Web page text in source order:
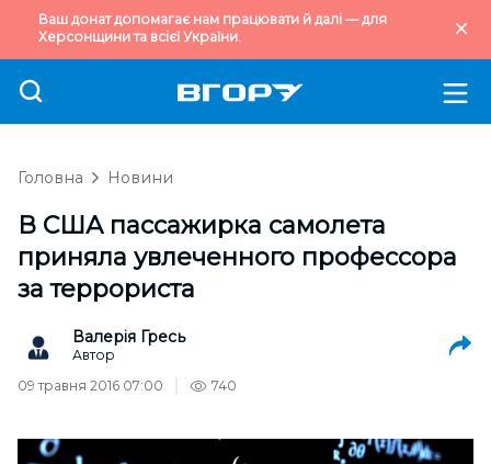
Ваш донат допомагає нам працювати й далі — для
Херсонщини та всієї України.
Головна Новини
В США пассажирка самолета
приняла увлеченного профессора
за террориста
Валерія Гресь
Автор
09 травня 2016 07:00
740